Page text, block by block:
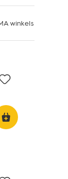
winkels